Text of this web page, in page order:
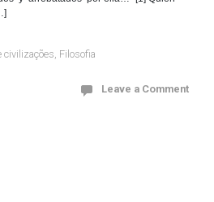
civilizações, Filosofia
Leave a Comment